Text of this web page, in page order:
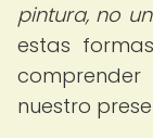
pintura, no
estas
nuestro